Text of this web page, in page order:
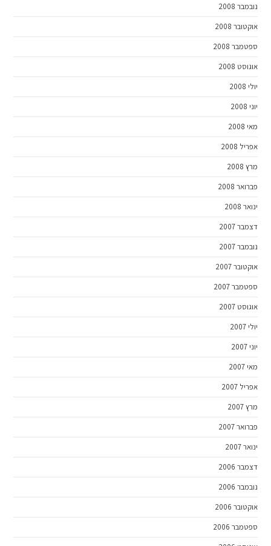
נובמבר 2008
אוקטובר 2008
ספטמבר 2008
אוגוסט 2008
יולי 2008
יוני 2008
מאי 2008
אפריל 2008
מרץ 2008
פברואר 2008
ינואר 2008
דצמבר 2007
נובמבר 2007
אוקטובר 2007
ספטמבר 2007
אוגוסט 2007
יולי 2007
יוני 2007
מאי 2007
אפריל 2007
מרץ 2007
פברואר 2007
ינואר 2007
דצמבר 2006
נובמבר 2006
אוקטובר 2006
ספטמבר 2006